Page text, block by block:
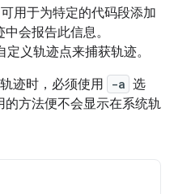
用于为特定的代码段添加
会报告此信息。
义轨迹点来捕获轨迹。
迹时，必须使用
-a 选
方法便不会显示在系统轨